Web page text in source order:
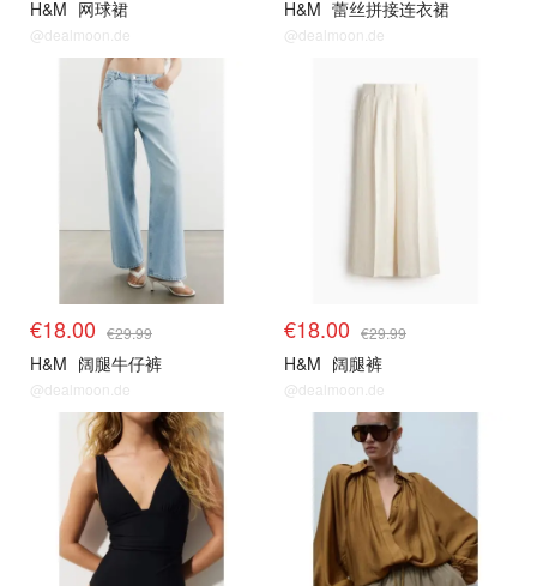
H&M 网球裙
@dealmoon.de
H&M 蕾丝拼接连衣裙
@dealmoon.de
€18.00 €29.99
H&M 阔腿牛仔裤
@dealmoon.de
€18.00 €29.99
H&M 阔腿裤
@dealmoon.de